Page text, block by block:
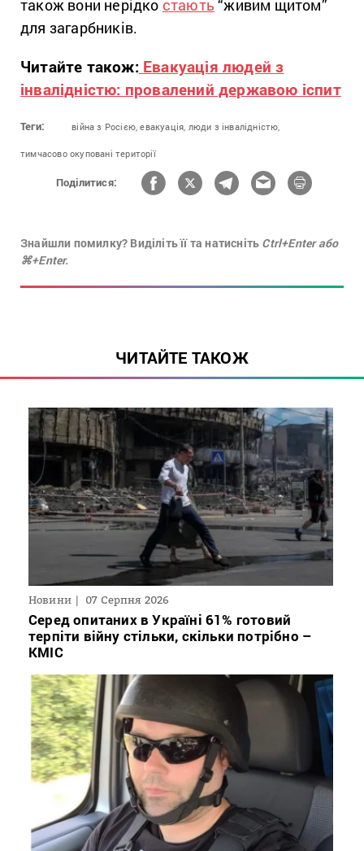
також вони нерідко стають “живим щитом”
для загарбників.
Читайте також: Евакуація людей з
інвалідністю: провалений державою іспит
Теги: війна з Росією, евакуація, люди з інвалідністю,
тимчасово окуповані території
Поділитися:
Знайшли помилку? Виділіть її та натисніть Ctrl+Enter або
⌘+Enter.
ЧИТАЙТЕ ТАКОЖ
Новини 07 Серпня 2026
Серед опитаних в Україні 61% готовий
терпіти війну стільки, скільки потрібно –
КМІС